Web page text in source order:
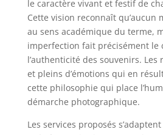
le caractère vivant et festif de
Cette vision reconnaît qu’aucun
au sens académique du terme,
imperfection fait précisément le
l’authenticité des souvenirs. Les
et pleins d’émotions qui en
cette philosophie qui place
démarche photographique.
Les services proposés